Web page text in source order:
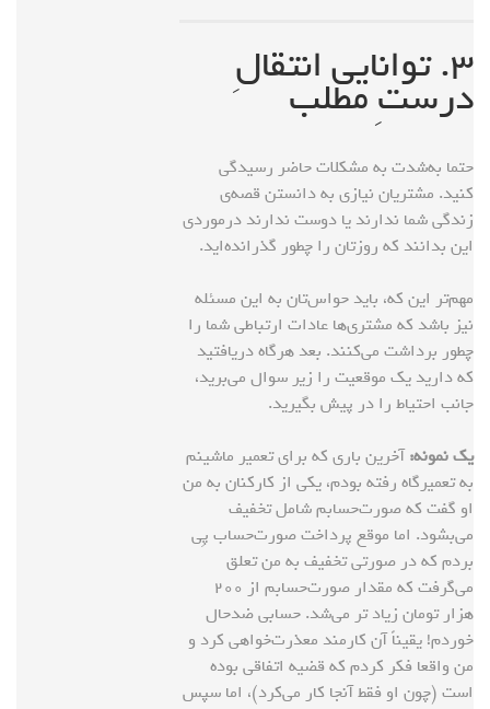
۳. توانایی انتقالِ
درستِ مطلب
حتما به‌شدت به مشکلات حاضر رسیدگی
کنید. مشتریان نیازی به دانستن قصه‌ی
زندگی شما ندارند یا دوست ندارند درمورد‌ی
این بدانند که روزتان را چطور گذرانده‌اید.
مهم‌تر این که، باید حواس‌تان به این مسئله
نیز باشد که مشتری‌ها عادات ارتباطی‌ شما را
چطور برداشت می‌کنند. بعد هرگاه دریافتید
که دارید یک موقعیت را زیر سوال می‌برید،
جانب احتیاط را در پیش بگیرید.
یک نمونه:آخرین باری که برای تعمیر ماشینم
به تعمیرگاه رفته بودم، یکی از کارکنان به من
او گفت که صورت‌حسابم شامل تخفیف
می‌بشود. اما موقع پرداخت صورت‌حساب پِی
بردم که در صورتی تخفیف به من تعلق
می‌‌گرفت که مقدار صورت‌حسابم از ۲۰۰
هزار تومان زیاد تر می‌شد. حسابی ضدحال
خوردم! یقیناً آن کارمند معذرت‌خواهی کرد و
من واقعا فکر کردم که قضیه اتفاقی بوده
است (چون او فقط آنجا کار می‌کرد)، اما سپس